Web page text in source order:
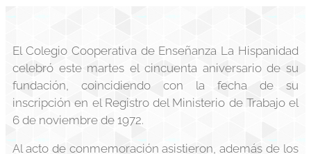
El Colegio Cooperativa de Enseñanza La Hispanidad
celebró este martes el cincuenta aniversario de su
fundación, coincidiendo con la fecha de su
inscripción en el Registro del Ministerio de Trabajo el
6 de noviembre de 1972.
Al acto de conmemoración asistieron, además de los